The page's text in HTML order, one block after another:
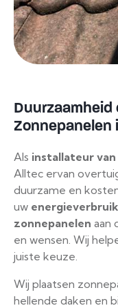
Zonnepanelen
Als installateur
Alltec ervan
duurzame en
uw energieverbruik
zonnepanelen aan
en wensen. Wij
juiste keuze.
Wij plaatsen
hellende daken en